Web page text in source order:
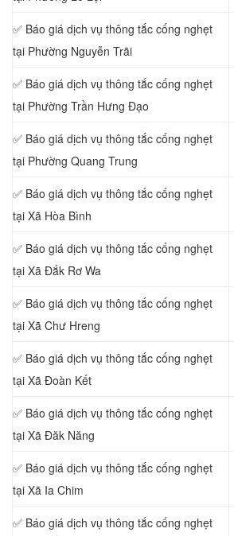
✅ Báo giá dịch vụ thông tắc cống nghẹt
tại Phường Nguyễn Trãi
✅ Báo giá dịch vụ thông tắc cống nghẹt
tại Phường Trần Hưng Đạo
✅ Báo giá dịch vụ thông tắc cống nghẹt
tại Phường Quang Trung
✅ Báo giá dịch vụ thông tắc cống nghẹt
tại Xã Hòa Bình
✅ Báo giá dịch vụ thông tắc cống nghẹt
tại Xã Đắk Rơ Wa
✅ Báo giá dịch vụ thông tắc cống nghẹt
tại Xã Chư Hreng
✅ Báo giá dịch vụ thông tắc cống nghẹt
tại Xã Đoàn Kết
✅ Báo giá dịch vụ thông tắc cống nghẹt
tại Xã Đăk Năng
✅ Báo giá dịch vụ thông tắc cống nghẹt
tại Xã Ia Chim
✅ Báo giá dịch vụ thông tắc cống nghẹt